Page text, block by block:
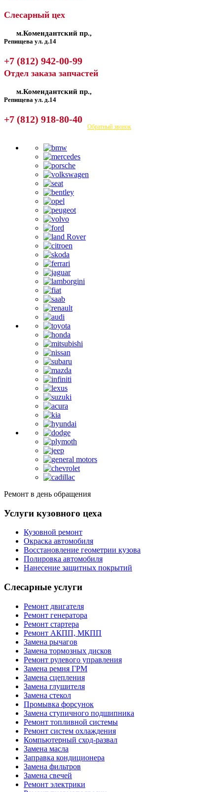
Слесарный цех
м.Комендантский пр.,
Репищева ул. д.14
+7 (812) 942-00-99
Отдел заказа запчастей
м.Комендантский пр.,
Репищева ул. д.14
+7 (812) 918-80-40
Посмотреть на карте Обратный звонок
Ремонт в день обращения
Услуги кузовного цеха
Кузовной ремонт
Окраска автомобиля
Восстановление геометрии кузова
Полировка автомобиля
Нанесение защитных покрытий
Слесарные услуги
Ремонт двигателя
Ремонт генератора
Ремонт стартера
Ремонт АКПП, МКПП
Замена рычагов
Замена тормозных дисков
Ремонт рулевого управления
Замена ремня ГРМ
Замена сцепления
Замена глушителя
Замена стекол
Промывка форсунок
Замена ступичного подшипника
Ремонт топливной системы
Ремонт систем охлаждения
Компьютерный сход-развал
Замена масла
Заправка кондиционера
Замена фильтров
Замена свечей
Ремонт электрики